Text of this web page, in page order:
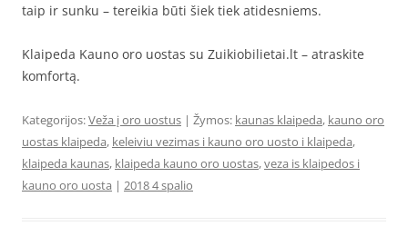
taip ir sunku – tereikia būti šiek tiek atidesniems.
Klaipeda Kauno oro uostas su Zuikiobilietai.lt – atraskite
komfortą.
Kategorijos:Veža į oro uostus | Žymos: kaunas klaipeda, kauno oro
uostas klaipeda, keleiviu vezimas i kauno oro uosto i klaipeda,
klaipeda kaunas, klaipeda kauno oro uostas,veza is klaipedos i
kauno oro uosta | 2018 4 spalio